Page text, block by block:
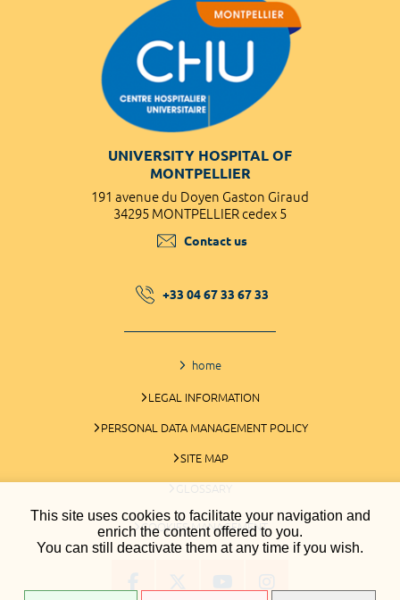
This site uses cookies to facilitate your navigation and
enrich the content offered to you.
You can still deactivate them at any time if you wish.
UNIVERSITY HOSPITAL OF
MONTPELLIER
191 avenue du Doyen Gaston Giraud
34295 MONTPELLIER cedex 5
Contact us
+33 04 67 33 67 33
home
LEGAL INFORMATION
PERSONAL DATA MANAGEMENT POLICY
SITE MAP
GLOSSARY
COOKIES MANAGEMENT